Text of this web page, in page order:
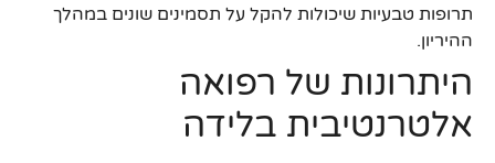
תרופות טבעיות שיכולות להקל על תסמינים שונים במהלך
ההיריון.
היתרונות של רפואה
אלטרנטיבית בלידה